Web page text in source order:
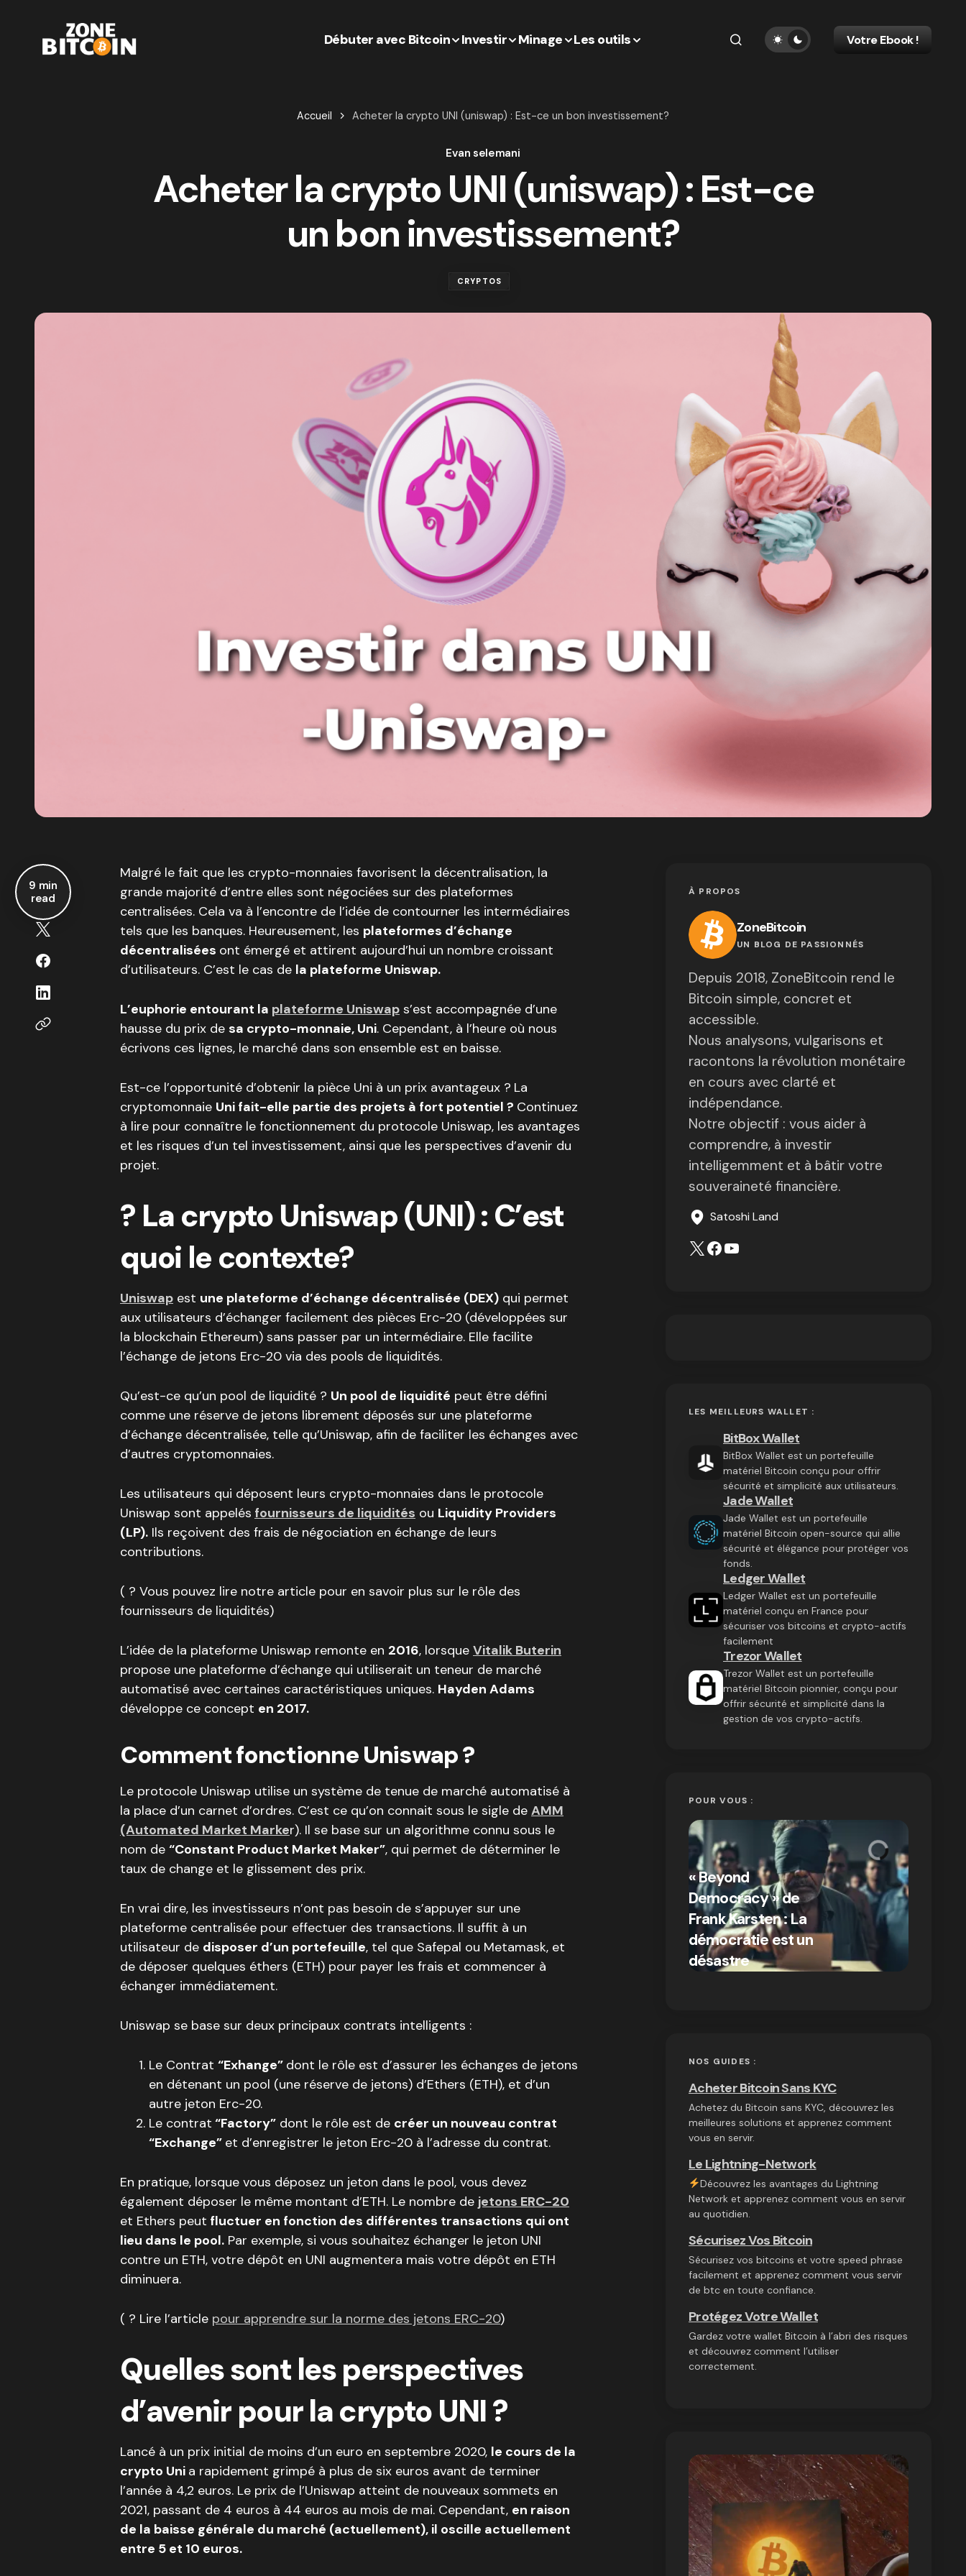
Débuter avec Bitcoin Investir Minage Les outils Votre Ebook !
Accueil Acheter la crypto UNI (uniswap) : Est-ce un bon investissement?
Evan selemani
Acheter la crypto UNI (uniswap) : Est-ce
un bon investissement?
CRYPTOS
9 min
read
Malgré le fait que les crypto-monnaies favorisent la décentralisation, la
grande majorité d’entre elles sont négociées sur des plateformes
centralisées. Cela va à l’encontre de l’idée de contourner les intermédiaires
tels que les banques. Heureusement, les plateformes d’échange
décentralisées ont émergé et attirent aujourd’hui un nombre croissant
d’utilisateurs. C’est le cas de la plateforme Uniswap.
L’euphorie entourant la plateforme Uniswap s’est accompagnée d’une
hausse du prix de sa crypto-monnaie, Uni. Cependant, à l’heure où nous
écrivons ces lignes, le marché dans son ensemble est en baisse.
Est-ce l’opportunité d’obtenir la pièce Uni à un prix avantageux ? La
cryptomonnaie Uni fait-elle partie des projets à fort potentiel ? Continuez
à lire pour connaître le fonctionnement du protocole Uniswap, les avantages
et les risques d’un tel investissement, ainsi que les perspectives d’avenir du
projet.
? La crypto Uniswap (UNI) : C’est
quoi le contexte?
Uniswap est une plateforme d’échange décentralisée (DEX) qui permet
aux utilisateurs d’échanger facilement des pièces Erc-20 (développées sur
la blockchain Ethereum) sans passer par un intermédiaire. Elle facilite
l’échange de jetons Erc-20 via des pools de liquidités.
Qu’est-ce qu’un pool de liquidité ? Un pool de liquidité peut être défini
comme une réserve de jetons librement déposés sur une plateforme
d’échange décentralisée, telle qu’Uniswap, afin de faciliter les échanges avec
d’autres cryptomonnaies.
Les utilisateurs qui déposent leurs crypto-monnaies dans le protocole
Uniswap sont appelés fournisseurs de liquidités ou Liquidity Providers
(LP). Ils reçoivent des frais de négociation en échange de leurs
contributions.
( ? Vous pouvez lire notre article pour en savoir plus sur le rôle des
fournisseurs de liquidités)
L’idée de la plateforme Uniswap remonte en 2016, lorsque Vitalik Buterin
propose une plateforme d’échange qui utiliserait un teneur de marché
automatisé avec certaines caractéristiques uniques. Hayden Adams
développe ce concept en 2017.
Comment fonctionne Uniswap ?
Le protocole Uniswap utilise un système de tenue de marché automatisé à
la place d’un carnet d’ordres. C’est ce qu’on connait sous le sigle de AMM
(Automated Market Marker). Il se base sur un algorithme connu sous le
nom de “Constant Product Market Maker”, qui permet de déterminer le
taux de change et le glissement des prix.
En vrai dire, les investisseurs n’ont pas besoin de s’appuyer sur une
plateforme centralisée pour effectuer des transactions. Il suffit à un
utilisateur de disposer d’un portefeuille, tel que Safepal ou Metamask, et
de déposer quelques éthers (ETH) pour payer les frais et commencer à
échanger immédiatement.
Uniswap se base sur deux principaux contrats intelligents :
Le Contrat “Exhange” dont le rôle est d’assurer les échanges de jetons
en détenant un pool (une réserve de jetons) d’Ethers (ETH), et d’un
autre jeton Erc-20.
Le contrat “Factory” dont le rôle est de créer un nouveau contrat
“Exchange” et d’enregistrer le jeton Erc-20 à l’adresse du contrat.
En pratique, lorsque vous déposez un jeton dans le pool, vous devez
également déposer le même montant d’ETH. Le nombre de jetons ERC-20
et Ethers peut fluctuer en fonction des différentes transactions qui ont
lieu dans le pool. Par exemple, si vous souhaitez échanger le jeton UNI
contre un ETH, votre dépôt en UNI augmentera mais votre dépôt en ETH
diminuera.
( ? Lire l’article pour apprendre sur la norme des jetons ERC-20)
Quelles sont les perspectives
d’avenir pour la crypto UNI ?
Lancé à un prix initial de moins d’un euro en septembre 2020, le cours de la
crypto Uni a rapidement grimpé à plus de six euros avant de terminer
l’année à 4,2 euros. Le prix de l’Uniswap atteint de nouveaux sommets en
2021, passant de 4 euros à 44 euros au mois de mai. Cependant, en raison
de la baisse générale du marché (actuellement), il oscille actuellement
entre 5 et 10 euros.
À PROPOS
ZoneBitcoin
UN BLOG DE PASSIONNÉS
Depuis 2018, ZoneBitcoin rend le
Bitcoin simple, concret et
accessible.
Nous analysons, vulgarisons et
racontons la révolution monétaire
en cours avec clarté et
indépendance.
Notre objectif : vous aider à
comprendre, à investir
intelligemment et à bâtir votre
souveraineté financière.
Satoshi Land
LES MEILLEURS WALLET :
BitBox Wallet
BitBox Wallet est un portefeuille
matériel Bitcoin conçu pour offrir
sécurité et simplicité aux utilisateurs.
Jade Wallet
Jade Wallet est un portefeuille
matériel Bitcoin open-source qui allie
sécurité et élégance pour protéger vos
fonds.
Ledger Wallet
Ledger Wallet est un portefeuille
matériel conçu en France pour
sécuriser vos bitcoins et crypto-actifs
facilement
Trezor Wallet
Trezor Wallet est un portefeuille
matériel Bitcoin pionnier, conçu pour
offrir sécurité et simplicité dans la
gestion de vos crypto-actifs.
POUR VOUS :
« Beyond
Democracy » de
Frank Karsten : La
démocratie est un
désastre
on 03/10/2024
NOS GUIDES :
Acheter Bitcoin Sans KYC
Achetez du Bitcoin sans KYC, découvrez les
meilleures solutions et apprenez comment
vous en servir.
Le Lightning-Network
Découvrez les avantages du Lightning
Network et apprenez comment vous en servir
au quotidien.
Sécurisez Vos Bitcoin
Sécurisez vos bitcoins et votre speed phrase
facilement et apprenez comment vous servir
de btc en toute confiance.
Protégez Votre Wallet
Gardez votre wallet Bitcoin à l’abri des risques
et découvrez comment l’utiliser
correctement.